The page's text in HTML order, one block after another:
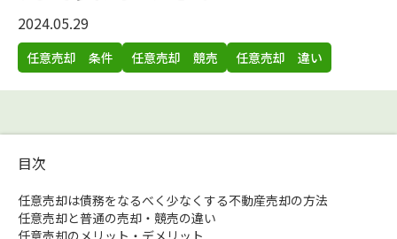
2024.05.29
任意売却 条件 任意売却 競売 任意売却 違い
目次
任意売却は債務をなるべく少なくする不動産売却の方法
任意売却と普通の売却・競売の違い
任意売却のメリット・デメリット